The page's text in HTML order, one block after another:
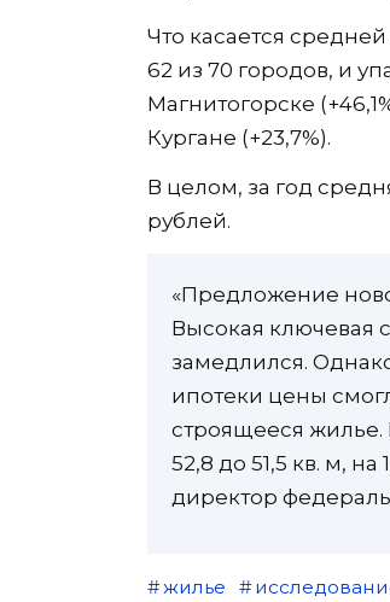
Что касается
62 из 70 городов, и
Магнитогорске
Кургане (+23,7%).
В целом, за год
рублей.
«Предложение
Высокая ключевая
замедлился.
ипотеки цены
строящееся жилье.
52,8 до 51,5 кв. м, на
директор
жилье